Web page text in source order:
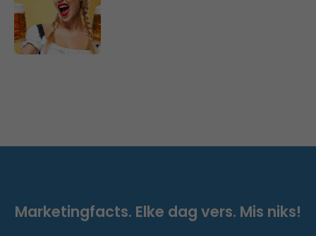
Marketingfacts. Elke dag vers. Mis niks!